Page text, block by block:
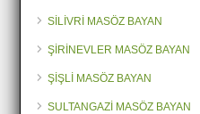
SİLİVRİ MASÖZ BAYAN
ŞİRİNEVLER MASÖZ BAYAN
ŞİŞLİ MASÖZ BAYAN
SULTANGAZİ MASÖZ BAYAN